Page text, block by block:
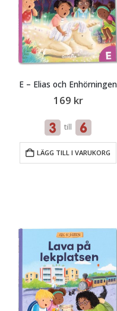
E – Elias och Enhörningen
169 kr
till
LÄGG TILL I VARUKORG